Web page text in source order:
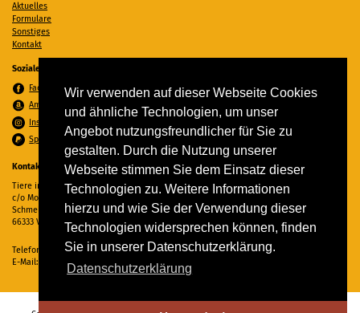
Wir verwenden auf dieser Webseite Cookies
und ähnliche Technologien, um unser
Angebot nutzungsfreundlicher für Sie zu
gestalten. Durch die Nutzung unserer
Webseite stimmen Sie dem Einsatz dieser
Technologien zu. Weitere Informationen
hierzu und wie Sie der Verwendung dieser
Technologien widersprechen können, finden
Sie in unserer Datenschutzerklärung.
Datenschutzerklärung
Aktuelles
Formulare
Sonstiges
Kontakt
Soziale Medien
Facebook
Amazon Wunschzettel
Instagram
Spenden per PayPal
Kontakt
Tiere in Not Saar e.V.
c/o Monika Ewen
Schmelzer Straße 22
66333 Völklingen
Telefon:
06898 294862
E-Mail:
info@tiere-in-not-saar.de